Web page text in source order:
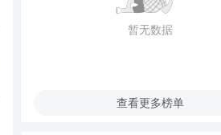
暂无数据
查看更多榜单